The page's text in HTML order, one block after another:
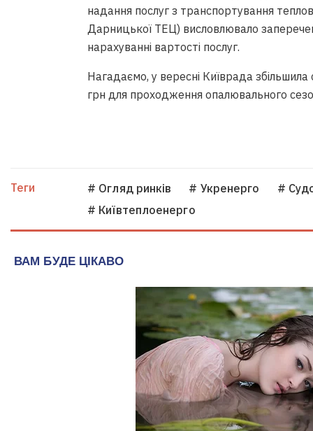
надання послуг з транспортування
Дарницької ТЕЦ) висловлювало
нарахуванні вартості послуг.
Нагадаємо, у вересні Київрада
грн для проходження опалювального
Теги # Огляд ринків # Укренерго
#
# Київтеплоенерго